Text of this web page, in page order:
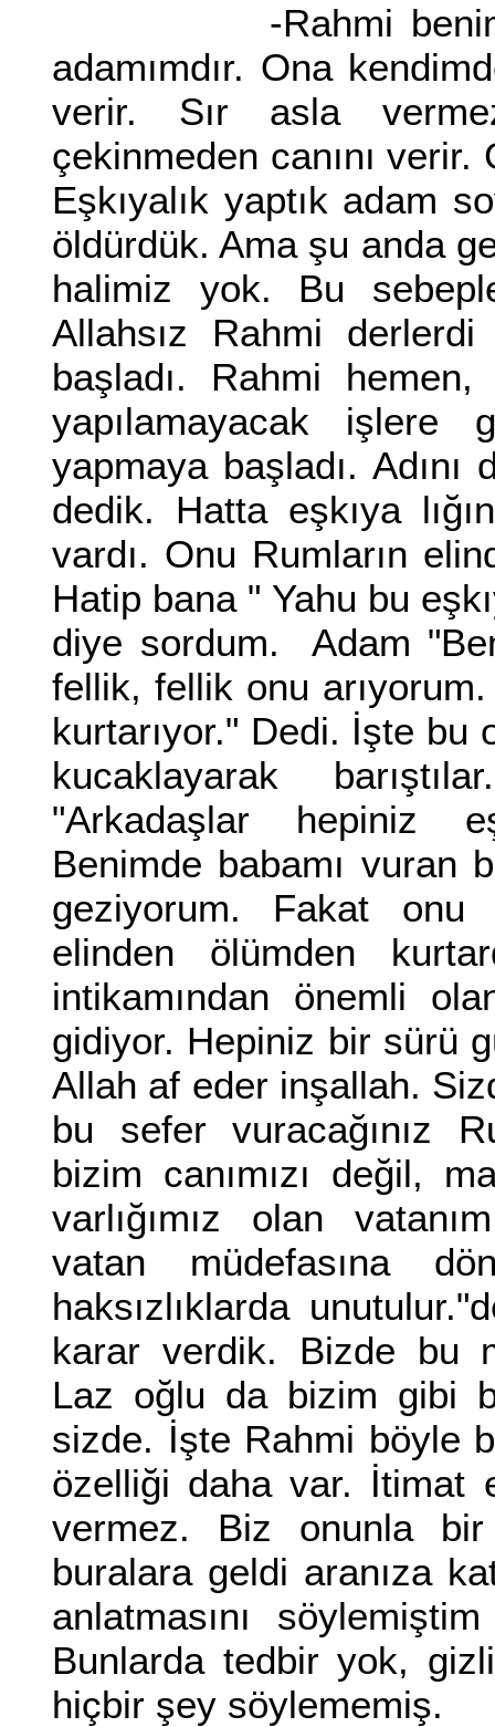
-Rahmi benim en
adamımdır. Ona
verir. Sır asla
çekinmeden canını
Eşkıyalık yaptık adam
öldürdük. Ama şu anda
halimiz yok. Bu
Allahsız Rahmi
başladı. Rahmi
yapılamayacak
yapmaya başladı.
dedik. Hatta eşkıya
vardı. Onu Rumların
Hatip bana " Yahu bu
diye sordum. Adam
fellik, fellik onu
kurtarıyor." Dedi. İşte
kucaklayarak
"Arkadaşlar hepiniz
Benimde babamı vuran
geziyorum. Fakat onu
elinden ölümden
intikamından önemli
gidiyor. Hepiniz bir sürü
Allah af eder inşallah.
bu sefer vuracağınız
bizim canımızı değil,
varlığımız olan
vatan müdefasına
haksızlıklarda
karar verdik. Bizde bu
Laz oğlu da bizim gibi
sizde. İşte Rahmi böyle
özelliği daha var. İtimat
vermez. Biz onunla
buralara geldi aranıza
anlatmasını
Bunlarda tedbir yok,
hiçbir şey söylememiş.